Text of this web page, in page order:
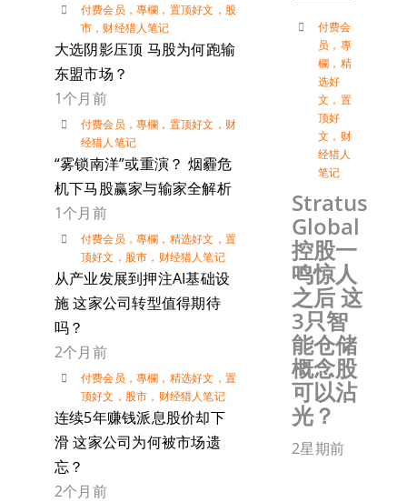
付费会员 ， 專欄 ， 置顶好文 ， 股
市 ， 财经猎人笔记
大选阴影压顶 马股为何跑输
东盟市场？
1个月前
付费会员 ， 專欄 ， 置顶好文 ， 财
经猎人笔记
“雾锁南洋”或重演？ 烟霾危
机下马股赢家与输家全解析
1个月前
付费会员 ， 專欄 ， 精选好文 ， 置
顶好文 ， 股市 ， 财经猎人笔记
从产业发展到押注AI基础设
施 这家公司转型值得期待
吗？
2个月前
付费会员 ， 專欄 ， 精选好文 ， 置
顶好文 ， 股市 ， 财经猎人笔记
连续5年赚钱派息股价却下
滑 这家公司为何被市场遗
忘？
2个月前
付费会
员 ， 專
欄 ， 精
选好
文 ， 置
顶好
文 ， 财
经猎人
笔记
Stratus
Global
控股一
鸣惊人
之后 这
3只智
能仓储
概念股
可以沾
光？
2星期前